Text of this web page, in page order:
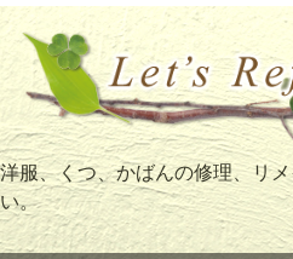
洋服、くつ、かばんの修理、リ
い。